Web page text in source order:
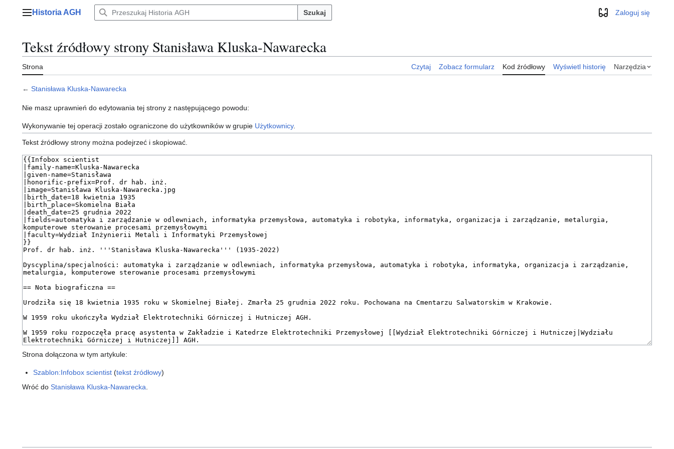
Menu główne
Historia AGH Szukaj WyglądZaloguj się
Tekst źródłowy strony Stanisława Kluska-Nawarecka
Strona Czytaj Zobacz formularz Kod źródłowy Wyświetl historię Narzędzia
← Stanisława Kluska-Nawarecka
Nie masz uprawnień do edytowania tej strony z następującego powodu:
Wykonywanie tej operacji zostało ograniczone do użytkowników w grupie Użytkownicy.
Tekst źródłowy strony można podejrzeć i skopiować.
Strona dołączona w tym artykule:
Szablon:Infobox scientist (tekst źródłowy)
Wróć do Stanisława Kluska-Nawarecka